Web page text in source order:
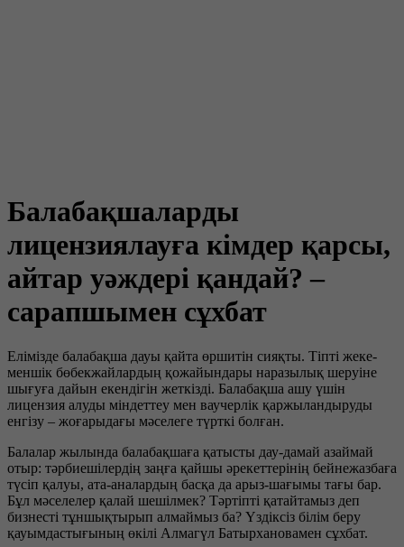
Балабақшаларды
лицензиялауға кімдер қарсы,
айтар уәждері қандай? –
сарапшымен сұхбат
Елімізде балабақша дауы қайта өршитін сияқты. Тіпті жеке-
меншік бөбекжайлардың қожайындары наразылық шеруіне
шығуға дайын екендігін жеткізді. Балабақша ашу үшін
лицензия алуды міндеттеу мен ваучерлік қаржыландыруды
енгізу – жоғарыдағы мәселеге түрткі болған.
Балалар жылында балабақшаға қатысты дау-дамай азаймай
отыр: тәрбиешілердің заңға қайшы әрекеттерінің бейнежазбаға
түсіп қалуы, ата-аналардың басқа да арыз-шағымы тағы бар.
Бұл мәселелер қалай шешілмек? Тәртіпті қатайтамыз деп
бизнесті тұншықтырып алмаймыз ба? Үздіксіз білім беру
қауымдастығының өкілі Алмагүл Батырхановамен сұхбат.